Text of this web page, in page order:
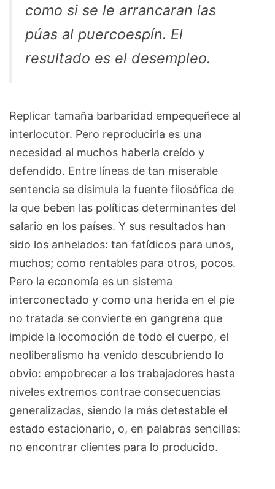
como si se le arrancaran las
púas al puercoespín. El
resultado es el desempleo.
Replicar tamaña barbaridad empequeñece al
interlocutor. Pero reproducirla es una
necesidad al muchos haberla creído y
defendido. Entre líneas de tan miserable
sentencia se disimula la fuente filosófica de
la que beben las políticas determinantes del
salario en los países. Y sus resultados han
sido los anhelados: tan fatídicos para unos,
muchos; como rentables para otros, pocos.
Pero la economía es un sistema
interconectado y como una herida en el pie
no tratada se convierte en gangrena que
impide la locomoción de todo el cuerpo, el
neoliberalismo ha venido descubriendo lo
obvio: empobrecer a los trabajadores hasta
niveles extremos contrae consecuencias
generalizadas, siendo la más detestable el
estado estacionario, o, en palabras sencillas:
no encontrar clientes para lo producido.